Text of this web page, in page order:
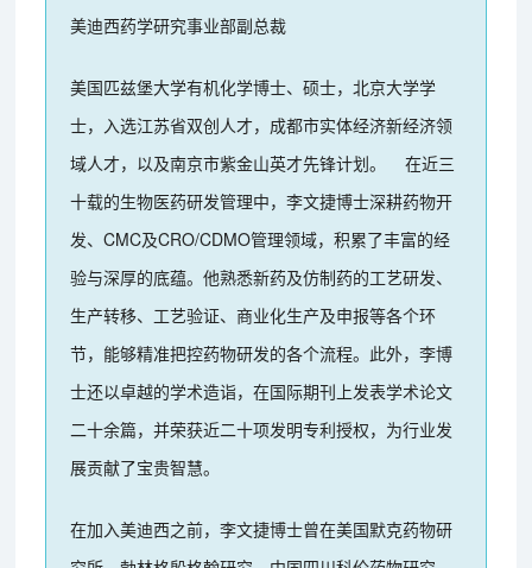
美迪西药学研究事业部副总裁
美国匹兹堡大学有机化学博士、硕士，北京大学学
士，入选江苏省双创人才，成都市实体经济新经济领
域人才，以及南京市紫金山英才先锋计划。 在近三
十载的生物医药研发管理中，李文捷博士深耕药物开
发、CMC及CRO/CDMO管理领域，积累了丰富的经
验与深厚的底蕴。他熟悉新药及仿制药的工艺研发、
生产转移、工艺验证、商业化生产及申报等各个环
节，能够精准把控药物研发的各个流程。此外，李博
士还以卓越的学术造诣，在国际期刊上发表学术论文
二十余篇，并荣获近二十项发明专利授权，为行业发
展贡献了宝贵智慧。
在加入美迪西之前，李文捷博士曾在美国默克药物研